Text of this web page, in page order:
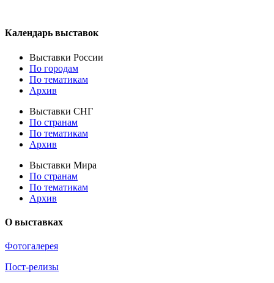
Календарь выставок
Выставки России
По городам
По тематикам
Архив
Выставки СНГ
По странам
По тематикам
Архив
Выставки Мира
По странам
По тематикам
Архив
О выставках
Фотогалерея
Пост-релизы